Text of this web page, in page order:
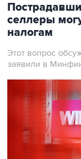
селлеры
налогам
Этот вопрос
заявили в